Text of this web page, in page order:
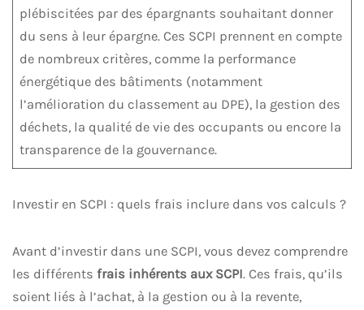
plébiscitées par des épargnants souhaitant donner
du sens à leur épargne. Ces SCPI prennent en compte
de nombreux critères, comme la performance
énergétique des bâtiments (notamment
l’amélioration du classement au DPE), la gestion des
déchets, la qualité de vie des occupants ou encore la
transparence de la gouvernance.
Investir en SCPI : quels frais inclure dans vos calculs ?
Avant d’investir dans une SCPI, vous devez comprendre
les différents frais inhérents aux SCPI. Ces frais, qu’ils
soient liés à l’achat, à la gestion ou à la revente,